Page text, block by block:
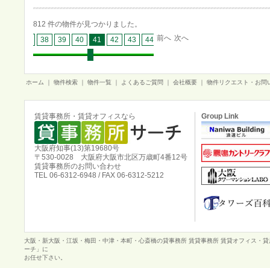
812 件の物件が見つかりました。
38 39 40 41 42 43 44 45 46
前へ 次へ
ホーム 物件検索 物件一覧 よくあるご質問 会社概要 物件リクエスト・お問
賃貸事務所・賃貸オフィスなら
大阪府知事(13)第19680号
〒530-0028 大阪府大阪市北区万歳町4番12号
賃貸事務所のお問い合わせ
TEL 06-6312-6948 / FAX 06-6312-5212
Group Link
大阪・新大阪・江坂・梅田・中津・本町・心斎橋の貸事務所 賃貸事務所 賃貸オフィス・
ーチ」に
お任せ下さい。